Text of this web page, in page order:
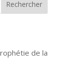
de la